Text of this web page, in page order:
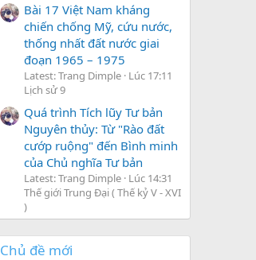
Bài 17 Việt Nam kháng
chiến chống Mỹ, cứu nước,
thống nhất đất nước giai
đoạn 1965 – 1975
Latest: Trang Dimple Lúc 17:11
Lịch sử 9
Quá trình Tích lũy Tư bản
Nguyên thủy: Từ "Rào đất
cướp ruộng" đến Bình minh
của Chủ nghĩa Tư bản
Latest: Trang Dimple Lúc 14:31
Thế giới Trung Đại ( Thế kỷ V - XVI
)
Chủ đề mới